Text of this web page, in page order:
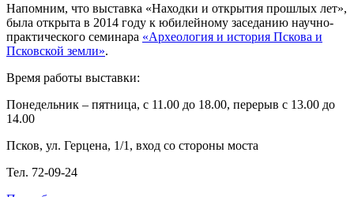
Напомним, что выставка «Находки и открытия прошлых лет»,
была открыта в 2014 году к юбилейному заседанию научно-
практического семинара «Археология и история Пскова и
Псковской земли».
Время работы выставки:
Понедельник – пятница, с 11.00 до 18.00, перерыв с 13.00 до
14.00
Псков, ул. Герцена, 1/1, вход со стороны моста
Тел. 72-09-24